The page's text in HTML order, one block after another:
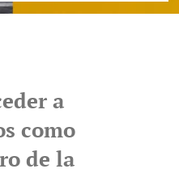
a
como
de la